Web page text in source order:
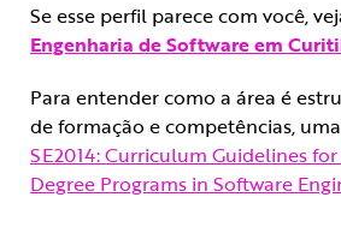
Se esse perfil parece com você,
Engenharia de Software em
Para entender como a área é
de formação e competências,
SE2014: Curriculum Guidelines
Degree Programs in Software